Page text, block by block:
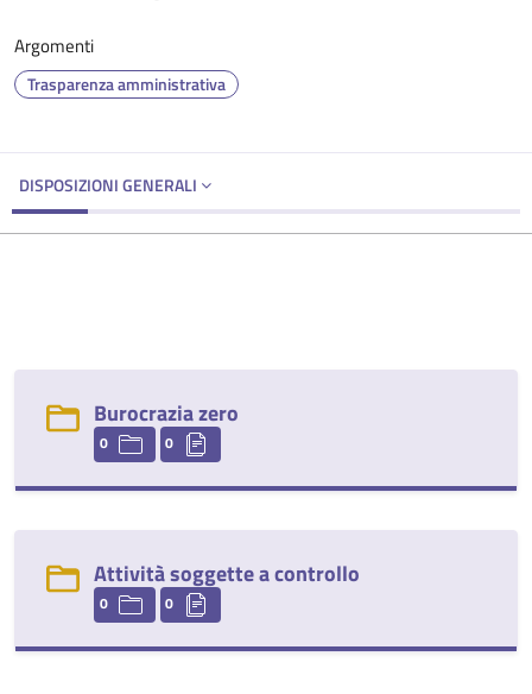
Argomenti
Trasparenza amministrativa
DISPOSIZIONI GENERALI
Burocrazia zero
0 0
Attività soggette a controllo
0 0